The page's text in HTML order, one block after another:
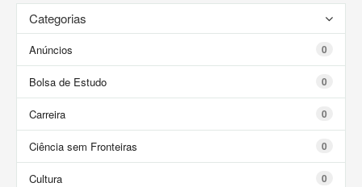
Categorias
0
Anúncios
0
Bolsa de Estudo
0
Carreira
0
Ciência sem Fronteiras
0
Cultura